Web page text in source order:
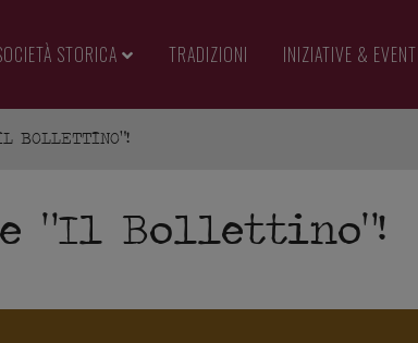
STORICA TRADIZIONI INIZIATIVE & EVENTI
BOLLETTINO"!
“Il Bollettino”!